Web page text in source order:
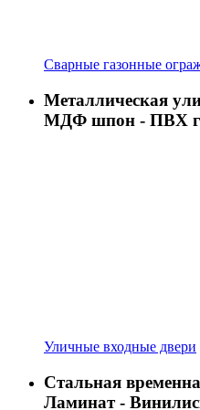
Сварные газонные
Металлическая
МДФ шпон - ПВХ
Уличные входные двери
Стальная
Ламинат -